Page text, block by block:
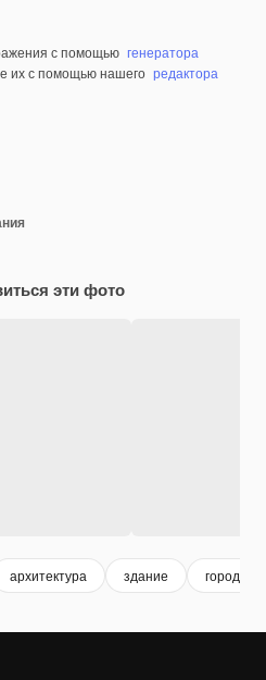
с помощью генератора
их с помощью нашего редактора
эти фото
архитектура здание город